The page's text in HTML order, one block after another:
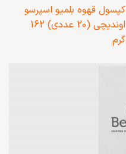
کپسول قهوه بلمیو اسپرسو
اوندیچی (20 عددی) 162
گرم